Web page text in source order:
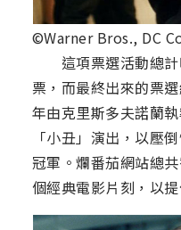
©Warner Bros., DC
這項票選活動總計
票，而最終出來的票
年由克里斯多夫諾蘭
「小丑」演出，以壓
冠軍。爛番茄網站總
個經典電影片刻，以